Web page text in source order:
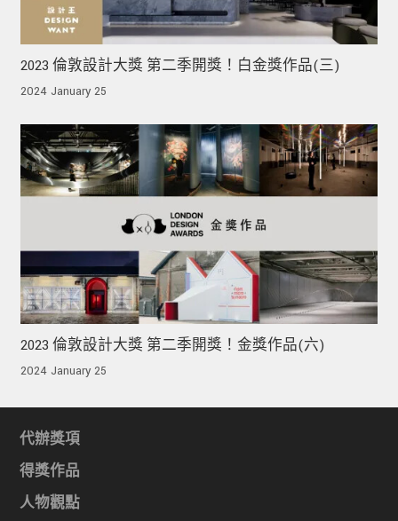
2023 倫敦設計大獎 第二季開獎！白金獎作品(三)
2024 January 25
2023 倫敦設計大獎 第二季開獎！金獎作品(六)
2024 January 25
代辦獎項
得獎作品
人物觀點